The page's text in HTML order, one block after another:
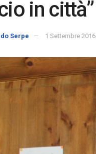
in città”
Serpe 1 Settembre 2016